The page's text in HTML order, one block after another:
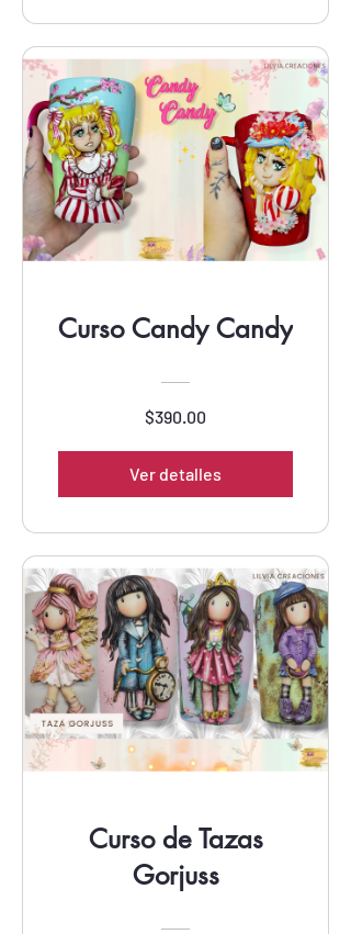
Curso Candy Candy
$390.00
Ver detalles
Curso de Tazas
Gorjuss